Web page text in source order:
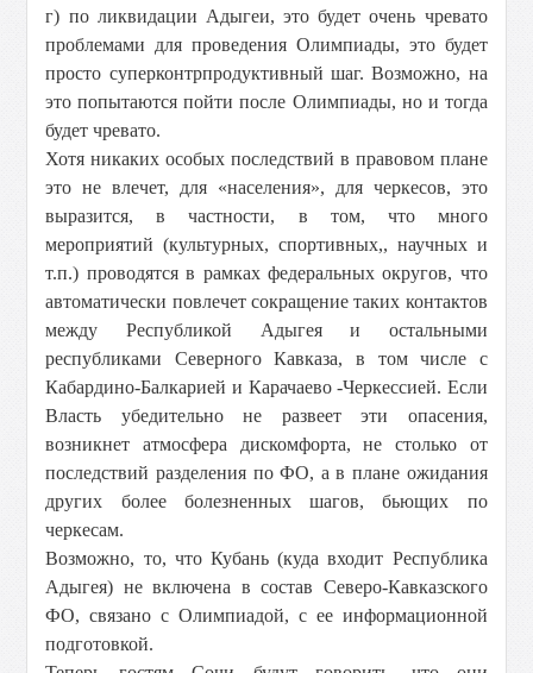
г) по ликвидации Адыгеи, это будет очень чревато
проблемами для проведения Олимпиады, это будет
просто суперконтрпродуктивный шаг. Возможно, на
это попытаются пойти после Олимпиады, но и тогда
будет чревато.
Хотя никаких особых последствий в правовом плане
это не влечет, для «населения», для черкесов, это
выразится, в частности, в том, что много
мероприятий (культурных, спортивных,, научных и
т.п.) проводятся в рамках федеральных округов, что
автоматически повлечет сокращение таких контактов
между Республикой Адыгея и остальными
республиками Северного Кавказа, в том числе с
Кабардино-Балкарией и Карачаево -Черкессией. Если
Власть убедительно не развеет эти опасения,
возникнет атмосфера дискомфорта, не столько от
последствий разделения по ФО, а в плане ожидания
других более болезненных шагов, бьющих по
черкесам.
Возможно, то, что Кубань (куда входит Республика
Адыгея) не включена в состав Северо-Кавказского
ФО, связано с Олимпиадой, с ее информационной
подготовкой.